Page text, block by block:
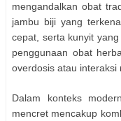
mengandalkan obat
jambu biji yang
cepat, serta kunyit
penggunaan obat
overdosis atau interaksi
Dalam konteks
mencret mencakup